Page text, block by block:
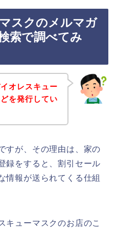
スクのメルマガ
索で調べてみ
オレスキュー
を発行してい
すが、その理由は、家の
録をすると、割引セール
情報が送られてくる仕組
キューマスクのお店のこ